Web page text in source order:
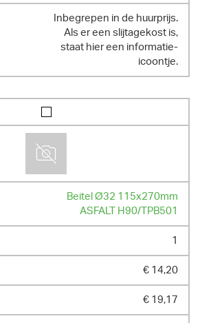
Inbegrepen in de huurprijs.
Als er een slijtagekost is,
staat hier een informatie-
icoontje.
Beitel Ø32 115x270mm
ASFALT H90/TPB501
1
€ 14,20
€ 19,17